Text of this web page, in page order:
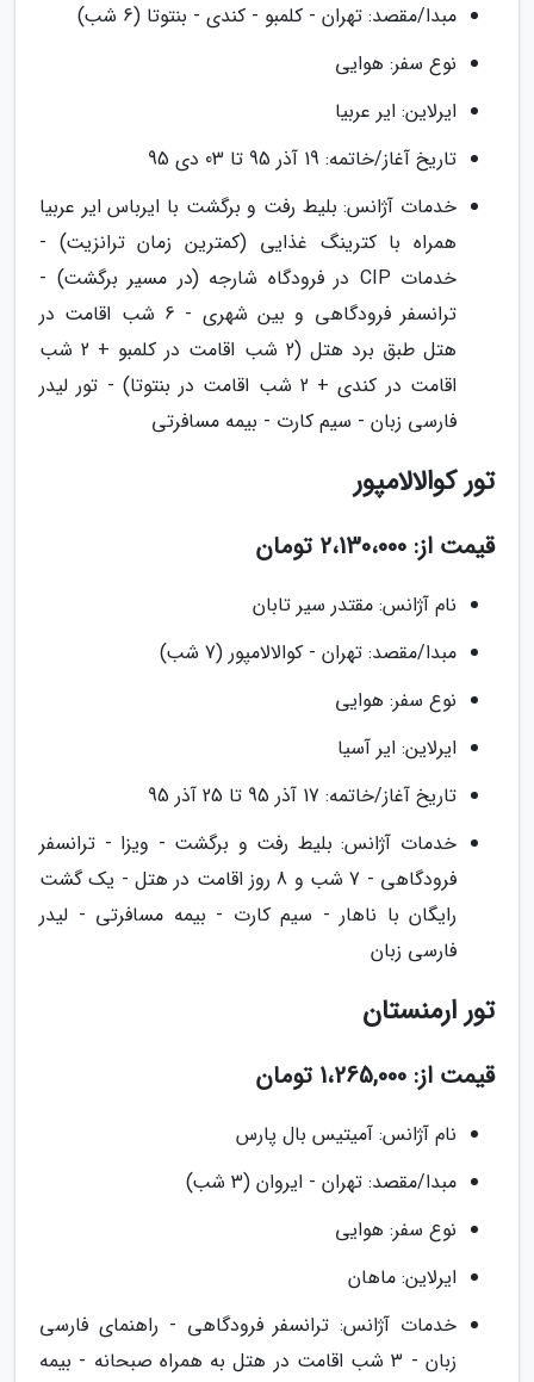
مبدا/مقصد: تهران - کلمبو - کندی - بنتوتا (6 شب)
نوع سفر: هوایی
ایرلاین: ایر عربیا
تاریخ آغاز/خاتمه: 19 آذر 95 تا 03 دی 95
خدمات آژانس: بلیط رفت و برگشت با ایرباس ایر عربیا
همراه با کترینگ غذایی (کمترین زمان ترانزیت) -
خدمات CIP در فرودگاه شارجه (در مسیر برگشت) -
ترانسفر فرودگاهی و بین شهری - 6 شب اقامت در
هتل طبق برد هتل (2 شب اقامت در کلمبو + 2 شب
اقامت در کندی + 2 شب اقامت در بنتوتا) - تور لیدر
فارسی زبان - سیم کارت - بیمه مسافرتی
تور کوالالامپور
قیمت از: 2،130،000 تومان
نام آژانس: مقتدر سیر تابان
مبدا/مقصد: تهران - کوالالامپور (7 شب)
نوع سفر: هوایی
ایرلاین: ایر آسیا
تاریخ آغاز/خاتمه: 17 آذر 95 تا 25 آذر 95
خدمات آژانس: بلیط رفت و برگشت - ویزا - ترانسفر
فرودگاهی - 7 شب و 8 روز اقامت در هتل - یک گشت
رایگان با ناهار - سیم کارت - بیمه مسافرتی - لیدر
فارسی زبان
تور ارمنستان
قیمت از: 1،265,000 تومان
نام آژانس: آمیتیس بال پارس
مبدا/مقصد: تهران - ایروان (3 شب)
نوع سفر: هوایی
ایرلاین: ماهان
خدمات آژانس: ترانسفر فرودگاهی - راهنمای فارسی
زبان - 3 شب اقامت در هتل به همراه صبحانه - بیمه